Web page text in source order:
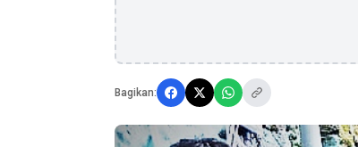
Bagikan: